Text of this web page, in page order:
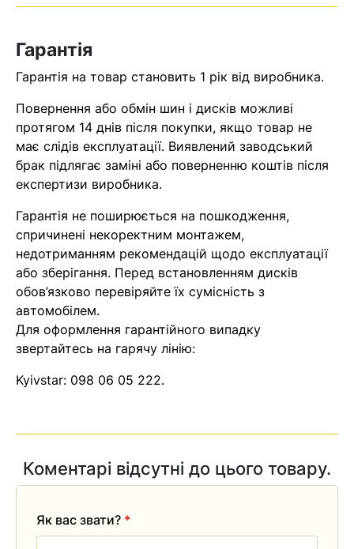
Помилка:Contact form не
Оператор зв’яжеться з вами
Гарантія
Гарантія на товар становить 1 рік від виробника.
Повернення або обмін шин і дисків можливі
протягом 14 днів після покупки, якщо товар не
має слідів експлуатації. Виявлений заводський
брак підлягає заміні або поверненню коштів після
експертизи виробника.
Гарантія не поширюється на пошкодження,
спричинені некоректним монтажем,
недотриманням рекомендацій щодо експлуатації
або зберігання. Перед встановленням дисків
обов’язково перевіряйте їх сумісність з
автомобілем.
Для оформлення гарантійного випадку
звертайтесь на гарячу лінію:
Kyivstar: 098 06 05 222.
Коментарі відсутні до цього товару.
Як вас звати? *